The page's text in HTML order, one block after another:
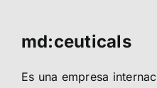
md:ceuticals
Es una empresa